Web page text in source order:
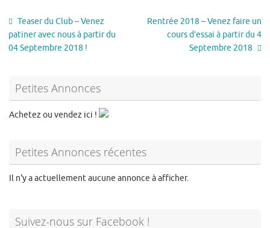
Teaser du Club – Venez
patiner avec nous à partir du
04 Septembre 2018 !
Rentrée 2018 – Venez faire un
cours d’essai à partir du 4
Septembre 2018
Petites Annonces
Achetez ou vendez ici !
Petites Annonces récentes
Il n'y a actuellement aucune annonce à afficher.
Suivez-nous sur Facebook !